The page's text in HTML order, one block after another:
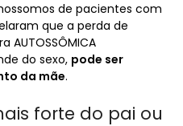
de pacientes com
que a perda de
AUTOSSÔMICA
do sexo, pode ser
da mãe.
forte do pai ou